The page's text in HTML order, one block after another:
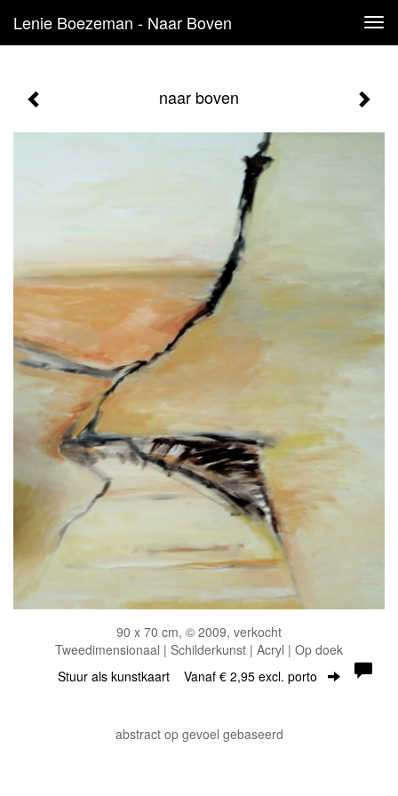
Lenie Boezeman - Naar Boven
naar boven
90 x 70 cm, © 2009, verkocht
Tweedimensionaal | Schilderkunst | Acryl | Op doek
Stuur als kunstkaart Vanaf € 2,95 excl. porto
abstract op gevoel gebaseerd